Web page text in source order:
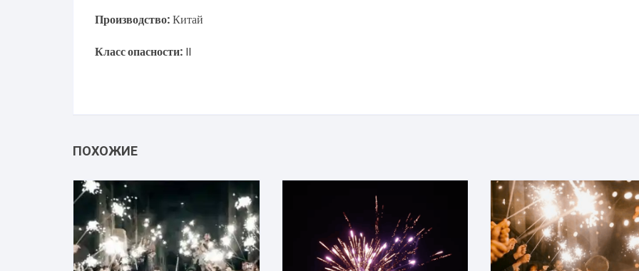
Производство:Китай
Класс опасности: II
ПОХОЖИЕ